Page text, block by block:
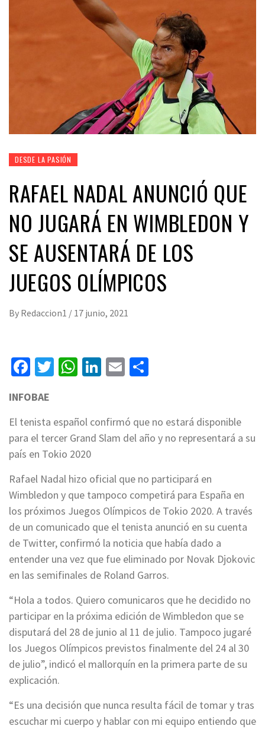
DESDE LA PASIÓN
RAFAEL NADAL ANUNCIÓ QUE
NO JUGARÁ EN WIMBLEDON Y
SE AUSENTARÁ DE LOS
JUEGOS OLÍMPICOS
By Redaccion1 / 17 junio, 2021
Facebook
Twitter
WhatsApp
LinkedIn
Email
INFOBAE
El tenista español confirmó que no estará disponible
para el tercer Grand Slam del año y no representará a su
país en Tokio 2020
Rafael Nadal hizo oficial que no participará en
Wimbledon y que tampoco competirá para España en
los próximos Juegos Olímpicos de Tokio 2020. A través
de un comunicado que el tenista anunció en su cuenta
de Twitter, confirmó la noticia que había dado a
entender una vez que fue eliminado por Novak Djokovic
en las semifinales de Roland Garros.
“Hola a todos. Quiero comunicaros que he decidido no
participar en la próxima edición de Wimbledon que se
disputará del 28 de junio al 11 de julio. Tampoco jugaré
los Juegos Olímpicos previstos finalmente del 24 al 30
de julio”, indicó el mallorquín en la primera parte de su
explicación.
“Es una decisión que nunca resulta fácil de tomar y tras
escuchar mi cuerpo y hablar con mi equipo entiendo que